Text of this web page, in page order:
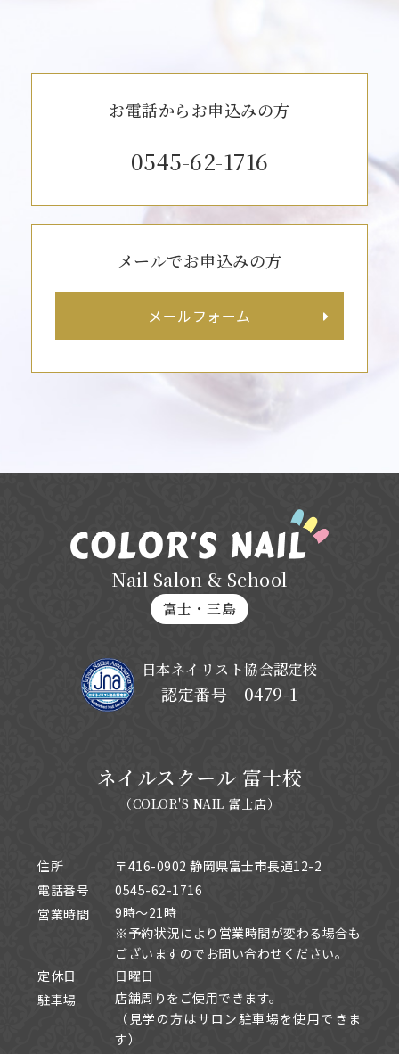
お電話からお申込みの方
0545-62-1716
メールでお申込みの方
メールフォーム
Nail Salon & School
富士・三島
日本ネイリスト協会認定校
認定番号 0479-1
ネイルスクール 富士校
（COLOR'S NAIL 富士店）
住所
〒416-0902 静岡県富士市長通12-2
電話番号
0545-62-1716
営業時間
9時～21時
※予約状況により営業時間が変わる場合も
ございますのでお問い合わせください。
定休日
日曜日
駐車場
店舗周りをご使用できます。
（見学の方はサロン駐車場を使用できま
す）